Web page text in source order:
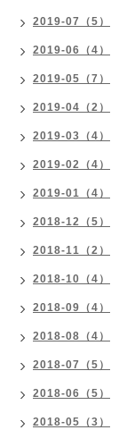
2019-07（5）
2019-06（4）
2019-05（7）
2019-04（2）
2019-03（4）
2019-02（4）
2019-01（4）
2018-12（5）
2018-11（2）
2018-10（4）
2018-09（4）
2018-08（4）
2018-07（5）
2018-06（5）
2018-05（3）